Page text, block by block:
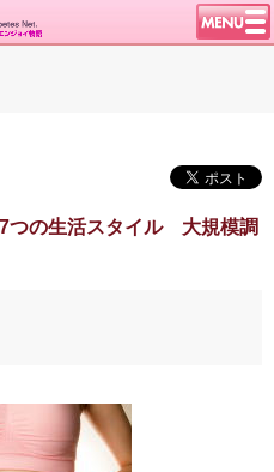
つの生活スタイル 大規模調